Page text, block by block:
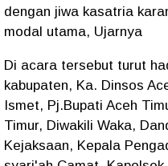
dengan jiwa kasatria
modal utama, Ujarnya
Di acara tersebut turut
kabupaten, Ka. Dinsos
Ismet, Pj.Bupati Aceh
Timur, Diwakili Waka,
Kejaksaan, Kepala